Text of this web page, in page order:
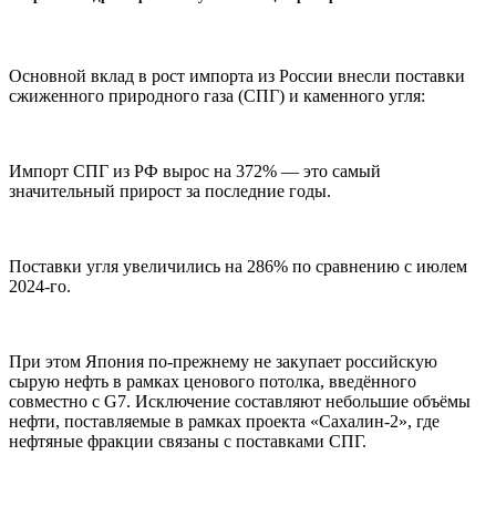
Основной вклад в рост импорта из России внесли поставки
сжиженного природного газа (СПГ) и каменного угля:
Импорт СПГ из РФ вырос на 372% — это самый
значительный прирост за последние годы.
Поставки угля увеличились на 286% по сравнению с июлем
2024-го.
При этом Япония по-прежнему не закупает российскую
сырую нефть в рамках ценового потолка, введённого
совместно с G7. Исключение составляют небольшие объёмы
нефти, поставляемые в рамках проекта «Сахалин-2», где
нефтяные фракции связаны с поставками СПГ.